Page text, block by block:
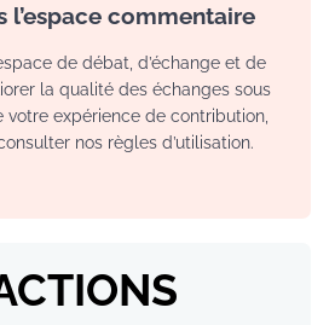
l’espace commentaire
de débat, d’échange et de
la qualité des échanges sous
votre expérience de contribution,
nos règles d’utilisation.